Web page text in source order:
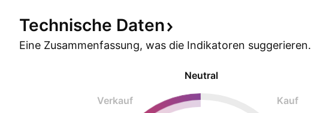
Technische Daten
Eine Zusammenfassung, was die Indikatoren suggerieren.
Neutral
Verkauf Kauf